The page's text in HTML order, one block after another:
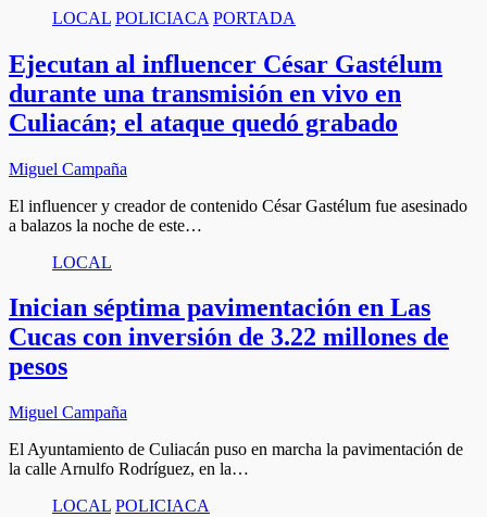
LOCAL POLICIACA PORTADA
Ejecutan al influencer César Gastélum
durante una transmisión en vivo en
Culiacán; el ataque quedó grabado
Miguel Campaña
El influencer y creador de contenido César Gastélum fue asesinado
a balazos la noche de este…
LOCAL
Inician séptima pavimentación en Las
Cucas con inversión de 3.22 millones de
pesos
Miguel Campaña
El Ayuntamiento de Culiacán puso en marcha la pavimentación de
la calle Arnulfo Rodríguez, en la…
LOCAL POLICIACA